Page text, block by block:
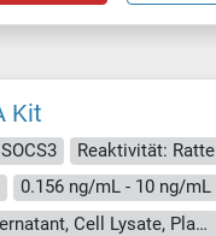
Kit
SOCS3 Reaktivität: Ratte
0.156 ng/mL - 10 ng/mL
Cell Culture Supernatant, Cell Lysate, Plasma, Serum, Tissue Homogenate